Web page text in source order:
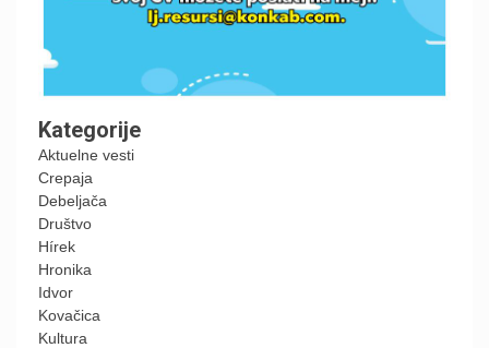
Kategorije
Aktuelne vesti
Crepaja
Debeljača
Društvo
Hírek
Hronika
Idvor
Kovačica
Kultura